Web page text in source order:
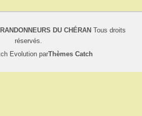
DU CHÉRAN Tous droits
réservés.
Evolution parThèmes Catch